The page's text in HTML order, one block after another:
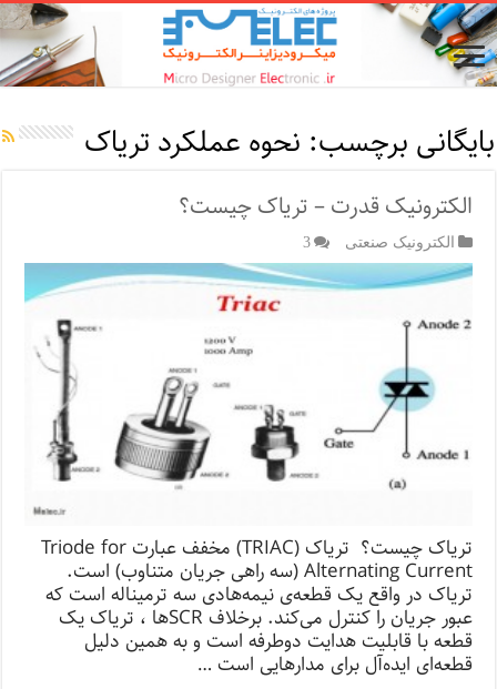
بایگانی برچسب: نحوه عملکرد تریاک
الکترونیک قدرت – تریاک چیست؟
الکترونیک صنعتی 3
تریاک چیست؟ تریاک (TRIAC) مخفف عبارت Triode for
Alternating Current (سه راهی جریان متناوب) است.
تریاک در واقع یک قطعه‌ی نیمه‌هادی سه ترمیناله است که
عبور جریان را کنترل می‌کند. برخلاف SCRها ، تریاک یک
قطعه‌ با قابلیت هدایت دوطرفه است و به همین دلیل
قطعه‌ای ایده‌آل برای مدارهایی است …